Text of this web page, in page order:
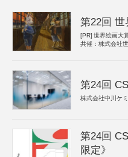
第22回 世
[PR] 世界絵画大
共催：株式会社
第24回
株式会社中川ケ
第24回
限定》